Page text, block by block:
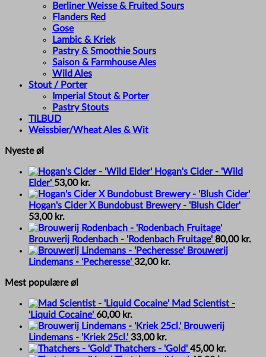
Berliner Weisse & Fruited Sours
Flanders Red
Gose
Lambic & Kriek
Pastry & Smoothie Sours
Saison & Farmhouse Ales
Wild Ales
Stout / Porter
Imperial Stout & Porter
Pastry Stouts
TILBUD
Weissbier/Wheat Ales & Wit
Nyeste øl
Hogan's Cider - 'Wild
Elder' 53,00 kr.
Hogan's Cider X Bundobust Brewery - 'Blush Cider'
53,00 kr.
Brouwerij Rodenbach - 'Rodenbach Fruitage' 80,00 kr.
Brouwerij
Lindemans - 'Pecheresse' 32,00 kr.
Mest populære øl
Mad Scientist -
'Liquid Cocaine' 60,00 kr.
Brouwerij
Lindemans - 'Kriek 25cl.' 33,00 kr.
Thatchers - 'Gold' 45,00 kr.